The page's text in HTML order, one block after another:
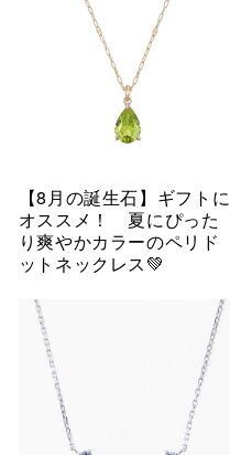
【8月の誕生石】ギフトに
オススメ！ 夏にぴった
り爽やかカラーのペリド
ットネックレス💚